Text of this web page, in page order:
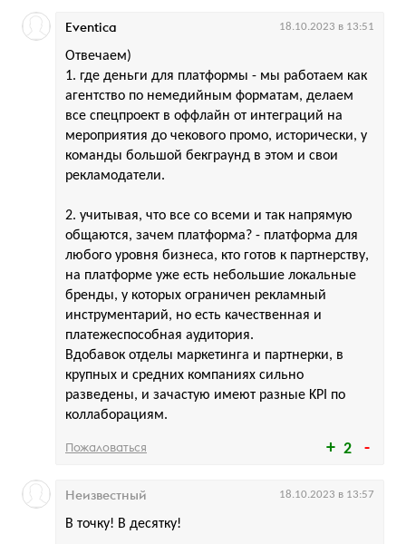
2
Отвечаем)
1. где деньги для платформы - мы работаем как
агентство по немедийным форматам, делаем
все спецпроект в оффлайн от интеграций на
мероприятия до чекового промо, исторически, у
команды большой бекграунд в этом и свои
рекламодатели.
2. учитывая, что все со всеми и так напрямую
общаются, зачем платформа? - платформа для
любого уровня бизнеса, кто готов к партнерству,
на платформе уже есть небольшие локальные
бренды, у которых ограничен рекламный
инструментарий, но есть качественная и
платежеспособная аудитория.
Вдобавок отделы маркетинга и партнерки, в
крупных и средних компаниях сильно
разведены, и зачастую имеют разные KPI по
коллаборациям.
Eventica 18.10.2023 в 13:51
Пожаловаться
В точку! В десятку!
Неизвестный 18.10.2023 в 13:57